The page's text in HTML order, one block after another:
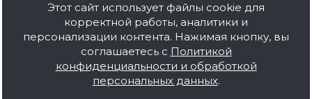
2026 © ООО Баустов. Собственное
производство лакокрасочной продукции,
оптовая и розничная продажа строительных
материалов, комплектация объектов под ключ.
Информация на сайте носит ознакомительный
Этот сайт использует файлы cookie для
корректной работы, аналитики и
персонализации контента. Нажимая кнопку, вы
соглашаетесь с Политикой
конфиденциальности и обработкой
персональных данных.